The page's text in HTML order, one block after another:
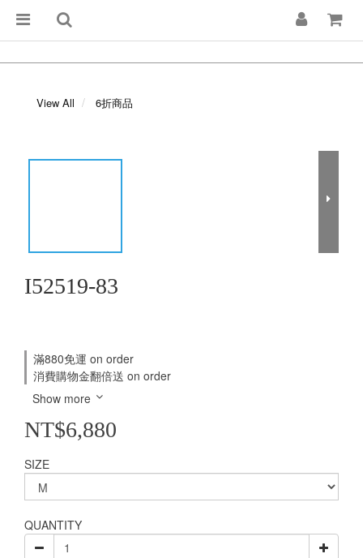
View All 6折商品
I52519-83
滿880免運 on order
消費購物金翻倍送 on order
Show more
NT$6,880
SIZE
QUANTITY